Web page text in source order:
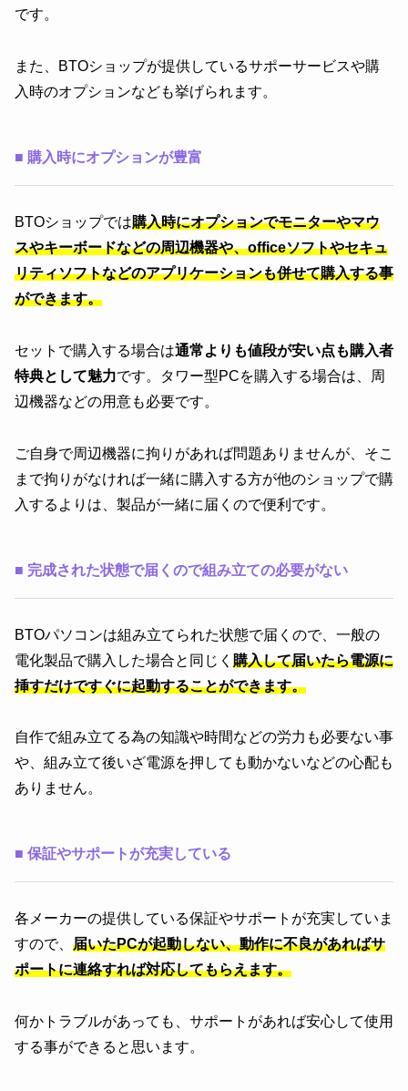
です。
また、BTOショップが提供しているサポーサービスや購
入時のオプションなども挙げられます。
■ 購入時にオプションが豊富
BTOショップでは購入時にオプションでモニターやマウ
スやキーボードなどの周辺機器や、officeソフトやセキュ
リティソフトなどのアプリケーションも併せて購入する事
ができます。
セットで購入する場合は通常よりも値段が安い点も購入者
特典として魅力です。タワー型PCを購入する場合は、周
辺機器などの用意も必要です。
ご自身で周辺機器に拘りがあれば問題ありませんが、そこ
まで拘りがなければ一緒に購入する方が他のショップで購
入するよりは、製品が一緒に届くので便利です。
■ 完成された状態で届くので組み立ての必要がない
BTOパソコンは組み立てられた状態で届くので、一般の
電化製品で購入した場合と同じく 購入して届いたら電源に
挿すだけですぐに起動することができます。
自作で組み立てる為の知識や時間などの労力も必要ない事
や、組み立て後いざ電源を押しても動かないなどの心配も
ありません。
■ 保証やサポートが充実している
各メーカーの提供している保証やサポートが充実していま
すので、 届いたPCが起動しない、動作に不良があればサ
ポートに連絡すれば対応してもらえます。
何かトラブルがあっても、サポートがあれば安心して使用
する事ができると思います。